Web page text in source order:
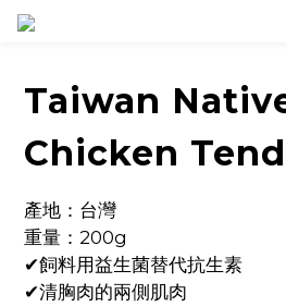
Taiwan
Chicken
產地：台灣
重量：200g
✔飼料用益生菌替代抗生素
✔清胸肉的兩側肌肉